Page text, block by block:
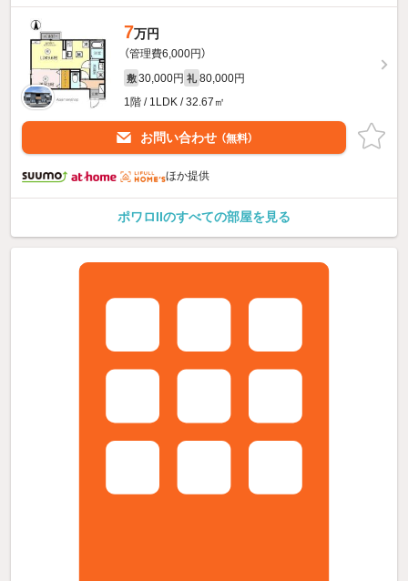
7万円
（管理費6,000円）
敷 30,000円 礼 80,000円
1階 / 1LDK / 32.67㎡
お問い合わせ （無料）
ほか提供
ポワロIIのすべての部屋を見る